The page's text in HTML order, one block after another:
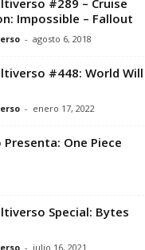
#289 – Cruise
Impossible – Fallout
- agosto 6, 2018
#448: World Will
- enero 17, 2022
One Piece
Special: Bytes
- julio 16, 2021